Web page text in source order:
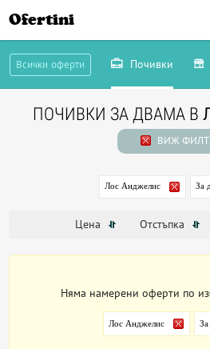
Ofertini
Всички оферти Почивки
ПОЧИВКИ ЗА ДВАМА В
ВИЖ
Лос Анджелис За
Цена Отстъпка
Няма намерени оферти по
Лос Анджелис